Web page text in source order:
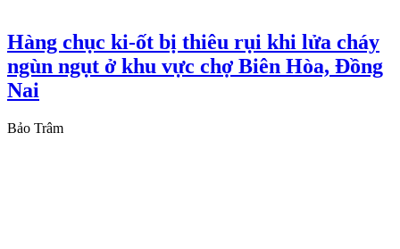
Hàng chục ki-ốt bị thiêu rụi khi lửa cháy
ngùn ngụt ở khu vực chợ Biên Hòa, Đồng
Nai
Bảo Trâm